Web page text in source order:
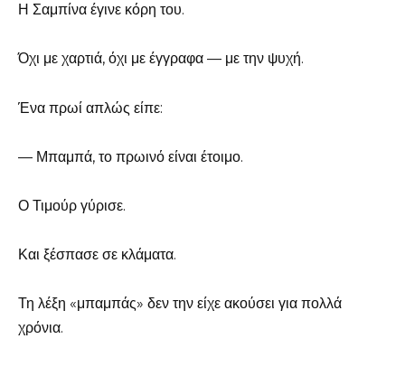
Η Σαμπίνα έγινε κόρη του.
Όχι με χαρτιά, όχι με έγγραφα — με την ψυχή.
Ένα πρωί απλώς είπε:
— Μπαμπά, το πρωινό είναι έτοιμο.
Ο Τιμούρ γύρισε.
Και ξέσπασε σε κλάματα.
Τη λέξη «μπαμπάς» δεν την είχε ακούσει για πολλά
χρόνια.